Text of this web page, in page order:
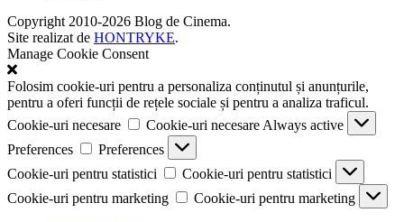
Copyright 2010-2026 Blog de Cinema.
Site realizat de HONTRYKE.
Manage Cookie Consent
Folosim cookie-uri pentru a personaliza conținutul și anunțurile,
pentru a oferi funcții de rețele sociale și pentru a analiza traficul.
Cookie-uri necesare
Cookie-uri necesare Always active
Preferences
Preferences
Cookie-uri pentru statistici
Cookie-uri pentru statistici
Cookie-uri pentru marketing
Cookie-uri pentru marketing